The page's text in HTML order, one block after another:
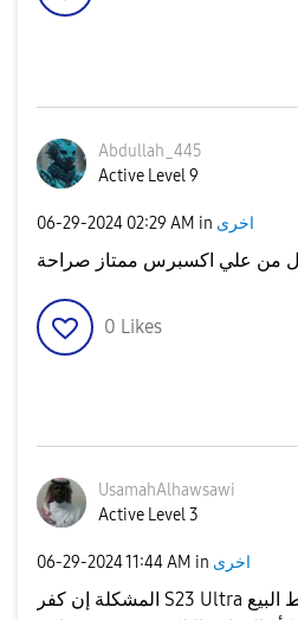
Abdullah_445
Active Level 9
‎06-29-2024 02:29 AM in اخرى
من علي اكسبرس ممتاز صراحة
0 Likes
UsamahAlhawsawi
Active Level 3
‎06-29-202411:44 AM in اخرى
المشكلة إن كفر S23 Ultra الأصلي غير متوفر في نقاط البيع